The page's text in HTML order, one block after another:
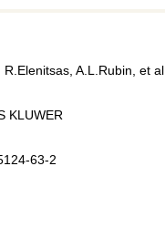
R.Elenitsas, A.L.Rubin, et al.
KLUWER
63-2